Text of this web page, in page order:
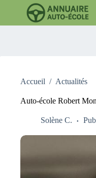
Accueil / Actualités
Auto-école Robert
Solène C.